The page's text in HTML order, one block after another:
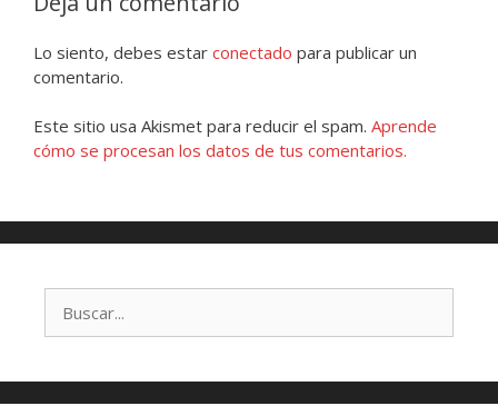
Lo siento, debes estar conectado para publicar un
comentario.
Este sitio usa Akismet para reducir el spam. Aprende
cómo se procesan los datos de tus comentarios.